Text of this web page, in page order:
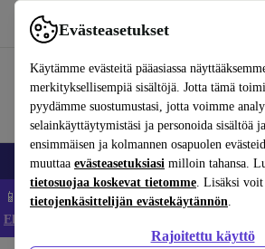
Evästeasetukset
Käytämme evästeitä pääasiassa
merkityksellisempiä sisältöjä. Jotta tämä
pyydämme suostumustasi, jotta voimme
selainkäyttäytymistäsi ja personoida sisältöä
ensimmäisen ja kolmannen osapuolen
muuttaa evästeasetuksiasi milloin tahansa.
tietosuojaa koskevat tietomme. Lisäksi voit
tietojenkäsittelijän evästekäytännön.
Rajoitettu käyttö
Käytä refurbed-palvelua nopeasti ja helposti
Matkapuhelimet ja älypuhelimet Kannettavat
📱 Säästä 5 % LISÄÄ iPhoneista – Koodi:
Ehdot ja säännöt